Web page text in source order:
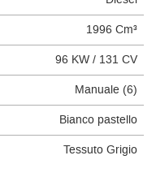
1996 Cm³
96 KW / 131 CV
Manuale (6)
Bianco pastello
Tessuto Grigio